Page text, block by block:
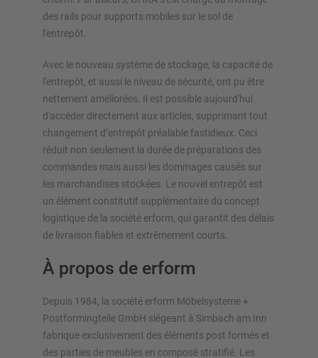
des rails pour supports mobiles sur le sol de
l'entrepôt.
Avec le nouveau système de stockage, la capacité de
l'entrepôt, et aussi le niveau de sécurité, ont pu être
nettement améliorées. Il est possible aujourd'hui
d'accéder directement aux articles, supprimant tout
changement d’entrepôt préalable fastidieux. Ceci
réduit non seulement la durée de préparations des
commandes mais aussi les dommages causés sur
les marchandises stockées. Le nouvel entrepôt est
un élément constitutif supplémentaire du concept
logistique de la société erform, qui garantit des délais
de livraison fiables et extrêmement courts.
À propos de erform
Depuis 1984, la société erform Möbelsysteme +
Postformingteile GmbH siégeant à Simbach am Inn
fabrique exclusivement des éléments post formés et
des parties de meubles en composé stratifié. Les